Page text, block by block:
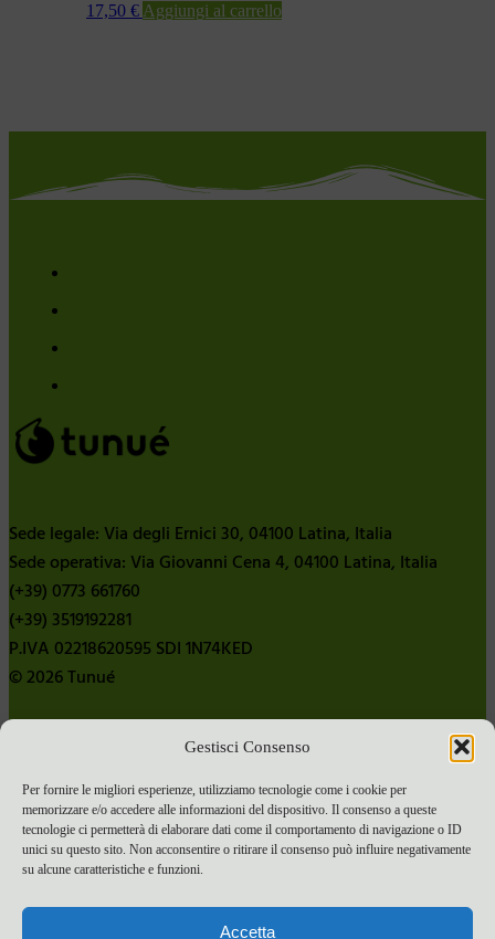
Gestisci Consenso
Per fornire le migliori esperienze, utilizziamo tecnologie come i cookie per
memorizzare e/o accedere alle informazioni del dispositivo. Il consenso a queste
tecnologie ci permetterà di elaborare dati come il comportamento di navigazione o ID
unici su questo sito. Non acconsentire o ritirare il consenso può influire negativamente
su alcune caratteristiche e funzioni.
Accetta
17,50 € Aggiungi al carrello
Sede legale: Via degli Ernici 30, 04100 Latina, Italia
Sede operativa: Via Giovanni Cena 4, 04100 Latina, Italia
(+39) 0773 661760
(+39) 3519192281
P.IVA 02218620595 SDI 1N74KED
© 2026 Tunué
Contatti
Pubblica con noi
Termini e condizioni e-commerce
Spese di spedizione
Privacy Policy